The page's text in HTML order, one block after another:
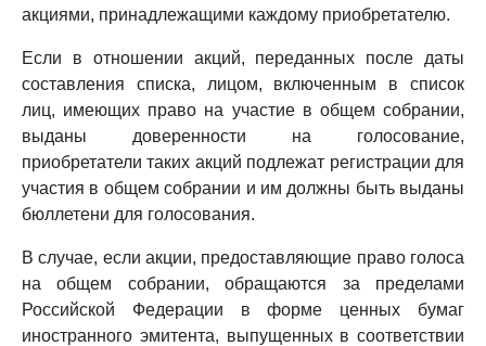
акциями, принадлежащими каждому приобретателю.
Если в отношении акций, переданных после даты
составления списка, лицом, включенным в список
лиц, имеющих право на участие в общем собрании,
выданы доверенности на голосование,
приобретатели таких акций подлежат регистрации для
участия в общем собрании и им должны быть выданы
бюллетени для голосования.
В случае, если акции, предоставляющие право голоса
на общем собрании, обращаются за пределами
Российской Федерации в форме ценных бумаг
иностранного эмитента, выпущенных в соответствии